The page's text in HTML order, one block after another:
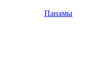
Панамы